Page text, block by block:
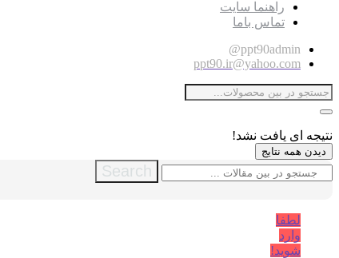
راهنما سایت
تماس باما
ppt90admin@
ppt90.ir@yahoo.com
نتیجه ای یافت نشد!
دیدن همه نتایج
Search
لطفا
وارد
شوید!